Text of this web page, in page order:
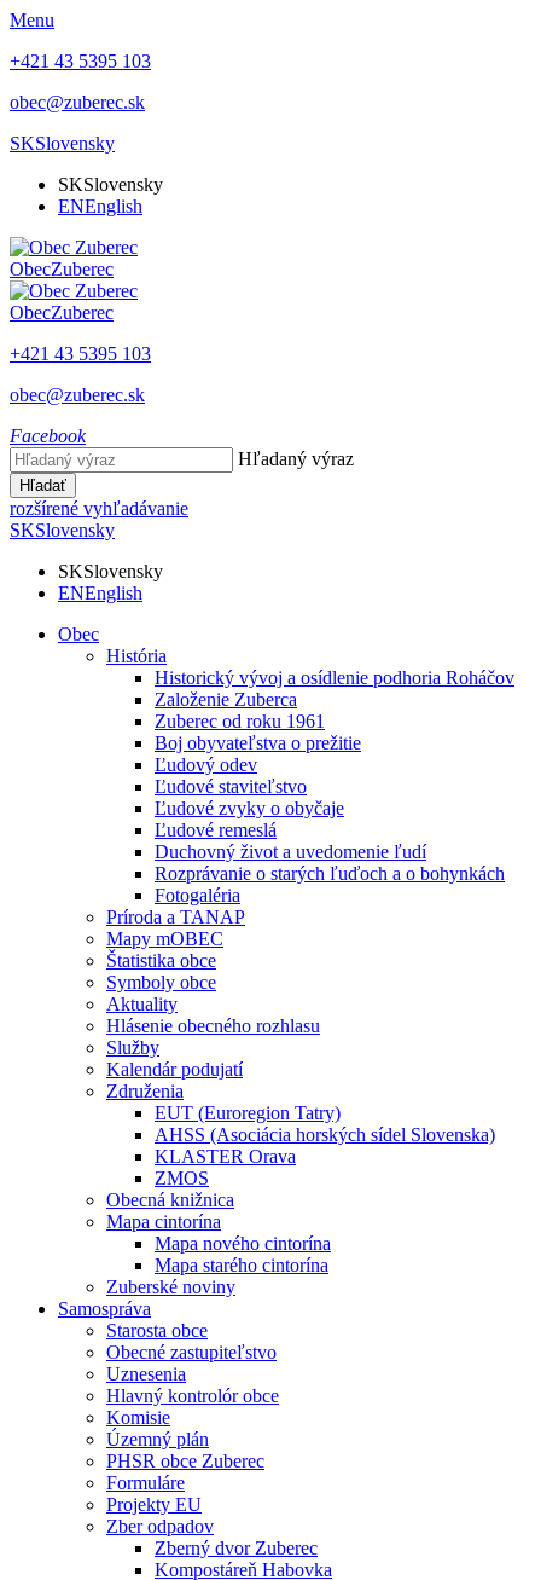
Menu
+421 43 5395 103
obec@zuberec.sk
SKSlovensky
SKSlovensky
ENEnglish
ObecZuberec
ObecZuberec
+421 43 5395 103
obec@zuberec.sk
Facebook
Hľadaný výraz
Hľadať
rozšírené vyhľadávanie
SKSlovensky
SKSlovensky
ENEnglish
Obec
História
Historický vývoj a osídlenie podhoria Roháčov
Založenie Zuberca
Zuberec od roku 1961
Boj obyvateľstva o prežitie
Ľudový odev
Ľudové staviteľstvo
Ľudové zvyky o obyčaje
Ľudové remeslá
Duchovný život a uvedomenie ľudí
Rozprávanie o starých ľuďoch a o bohynkách
Fotogaléria
Príroda a TANAP
Mapy mOBEC
Štatistika obce
Symboly obce
Aktuality
Hlásenie obecného rozhlasu
Služby
Kalendár podujatí
Združenia
EUT (Euroregion Tatry)
AHSS (Asociácia horských sídel Slovenska)
KLASTER Orava
ZMOS
Obecná knižnica
Mapa cintorína
Mapa nového cintorína
Mapa starého cintorína
Zuberské noviny
Samospráva
Starosta obce
Obecné zastupiteľstvo
Uznesenia
Hlavný kontrolór obce
Komisie
Územný plán
PHSR obce Zuberec
Formuláre
Projekty EU
Zber odpadov
Zberný dvor Zuberec
Kompostáreň Habovka